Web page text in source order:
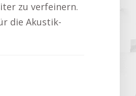
zu verfeinern.
die Akustik-